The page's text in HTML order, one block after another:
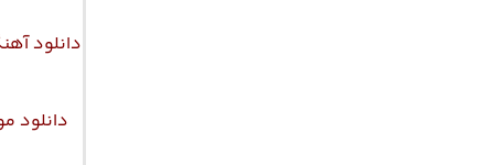
دانلود
دانلود